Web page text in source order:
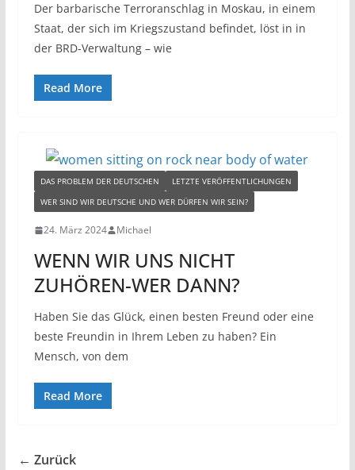
Der barbarische Terroranschlag in Moskau, in einem
Staat, der sich im Kriegszustand befindet, löst in in
der BRD-Verwaltung – wie
Read More
DAS PROBLEM DER DEUTSCHEN
LETZTE VERÖFFENTLICHUNGEN
WER SIND WIR DEUTSCHE UND WER DÜRFEN WIR SEIN?
24. März 2024 Michael
WENN WIR UNS NICHT
ZUHÖREN-WER DANN?
Haben Sie das Glück, einen besten Freund oder eine
beste Freundin in Ihrem Leben zu haben? Ein
Mensch, von dem
Read More
← Zurück